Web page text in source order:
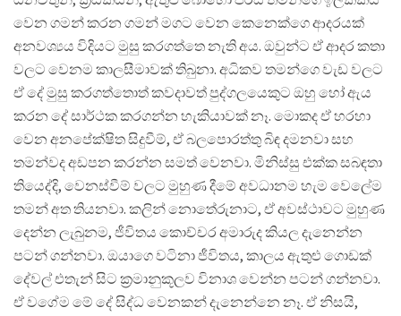
වෙන ගමන් කරන ගමන් මගට වෙන කෙනෙක්ගෙ ආදරයක්
අනවශ්‍යය විදියට මුසු කරගත්තෙ නැති අය. ඔවුන්ට ඒ ආදර කතා
වලට වෙනම කාලසීමාවක් තිබුනා. අධිකව තමන්ගෙ වැඩ වලට
ඒ දේ මුසු කරගත්තොත් කවදාවත් පුද්ගලයෙකුට ඔහු හෝ ඇය
කරන දේ සාර්ථක කරගන්න හැකියාවක් නෑ. මොකද ඒ හරහා
වෙන අනපේක්ෂිත සිදුවීම්, ඒ බලපොරත්තු බිඳ දමනවා සහ
තමන්වද අඩපන කරන්න සමත් වෙනවා. මිනිස්සු එක්ක සබඳතා
තියෙද්දි, වෙනස්වීම් වලට මුහුණ දීමේ අවධානම හැම වෙලේම
තමන් අත තියනවා. කලින් නොතේරුනාට, ඒ අවස්ථාවට මුහුණ
දෙන්න ලැබුනම, ජීවිතය කොච්චර අමාරුද කියල දැනෙන්න
පටන් ගන්නවා. ඔයාගෙ වටිනා ජීවිතය, කාලය ඇතුළු ගොඩක්
දේවල් එතැන් සිට ක්‍රමානුකූලව විනාශ වෙන්න පටන් ගන්නවා.
ඒ වගේම මේ දේ සිද්ධ වෙනකන් දැනෙන්නෙ නෑ. ඒ නිසයි,